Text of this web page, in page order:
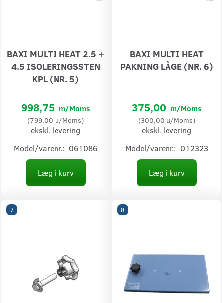
BAXI MULTI HEAT 2.5 +
4.5 ISOLERINGSSTEN
KPL (NR. 5)
998,75 m/Moms
(799,00 u/Moms)
ekskl. levering
Model/varenr.: 061086
Læg i kurv
BAXI MULTI HEAT
PAKNING LÅGE (NR. 6)
375,00 m/Moms
(300,00 u/Moms)
ekskl. levering
Model/varenr.: 012323
Læg i kurv
7 8